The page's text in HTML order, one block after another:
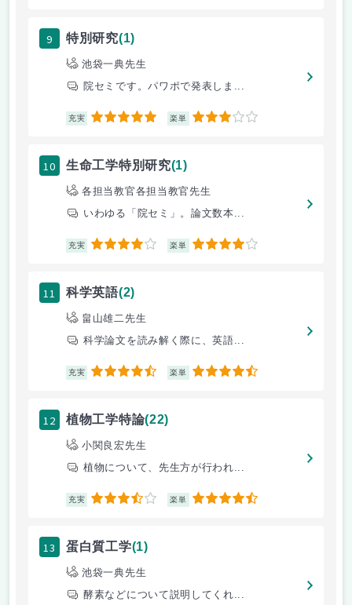
9 特別研究(1)
池袋一典先生
院セミです。パワポで発表しま...
充実 5 楽単 3
10 生命工学特別研究(1)
各担当教官各担当教官先生
いわゆる「院セミ」。論文数本...
充実 4 楽単 4
11 科学英語(2)
畠山雄二先生
科学論文を読み解く際に、英語...
充実 4.5 楽単 4.5
12 植物工学特論(22)
小関良宏先生
植物について、先生方が行われ...
充実 3.5 楽単 4.5
13 蛋白質工学(1)
池袋一典先生
酵素などについて説明してくれ...